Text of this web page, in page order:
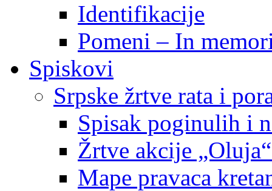
Identifikacije
Pomeni – In
Spiskovi
Srpske žrtve rata i
Spisak poginulih i
Žrtve akcije
Mape pravaca